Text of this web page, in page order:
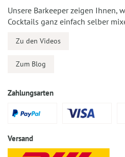
Unsere Barkeeper zeigen Ihnen,
Cocktails ganz einfach selber
Zu den Videos
Zum Blog
Zahlungsarten
Versand